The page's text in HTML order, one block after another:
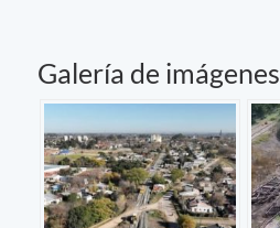
Galería de imágenes